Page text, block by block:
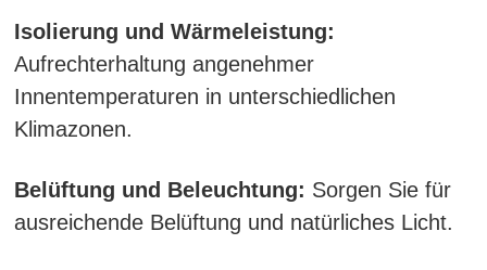
Isolierung und Wärmeleistung:
Aufrechterhaltung angenehmer
Innentemperaturen in unterschiedlichen
Klimazonen.
Belüftung und Beleuchtung: Sorgen Sie für
ausreichende Belüftung und natürliches Licht.